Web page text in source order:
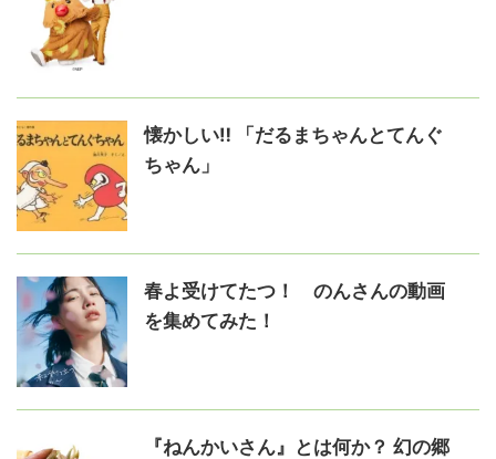
懐かしい‼️ 「だるまちゃんとてんぐ
ちゃん」
春よ受けてたつ！ のんさんの動画
を集めてみた！
『ねんかいさん』とは何か？ 幻の郷